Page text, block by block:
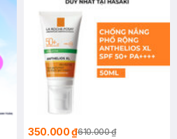
350.000 ₫610.000 ₫